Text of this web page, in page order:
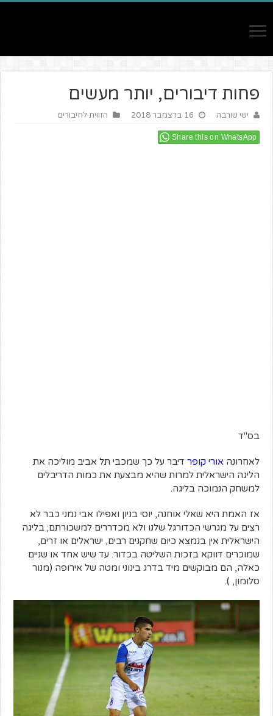
פחות דיבורים, יותר מעשים
ישי שורבה 16 בדצמבר 2018 הזווית לחיבורים
Share this on WhatsApp
בס"ד
לאחרונה אורי קופר דיבר על כך שמכבי תל אביב מוליכה את
הליגה הישראלית למרות שהיא מבצעת את כמות הדריבלים
למשחק הנמוכה בליגה.
אז האמת היא שאלי אוחנה, יוסי בניון ואפילו אבי נמני כבר לא
רצים על מגרשי הכדורגל שלנו ולא מכדררים למשכורתם; בליגה
הישראלית אין בנמצא כיום שחקנים רבים, ישראלים או זרים,
שמוכרים דווקא בזכות השליטה בכדור. עד שיש אחד או שניים
כאלה, הם מבוקשים מיד בדרג בינוני ומטה של אירופה (מנור
סלומון, ).